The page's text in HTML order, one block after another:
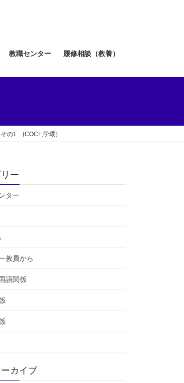
教職センター 履修相談（教養）
その1 (COC+,学環）
ー
ター
教員から
語関係
カイブ